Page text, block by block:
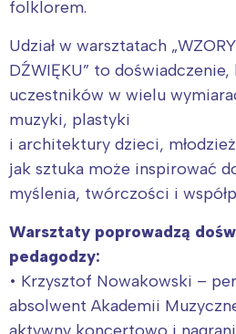
folklorem.
Udział w warsztatach
DŹWIĘKU” to
uczestników w wielu
muzyki, plastyki
i architektury dzieci,
jak sztuka może inspirować
myślenia, twórczości i
Warsztaty poprowadzą
pedagodzy:
• Krzysztof Nowakowski –
absolwent Akademii